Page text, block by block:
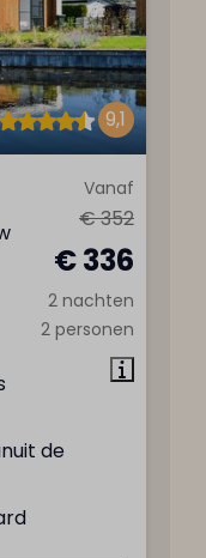
9,1
Vanaf
€ 352
€ 336
2 nachten
2 personen
de